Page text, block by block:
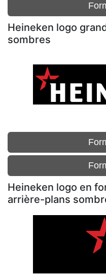
Heineken logo
sombres
Heineken logo en
arrière-plans